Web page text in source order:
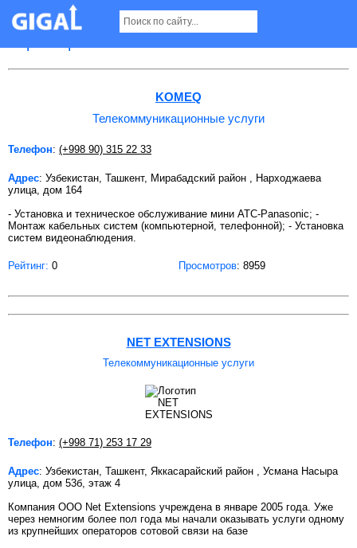
Телекоммуникационные услуги в Ташкенте
KOMEQ
Телекоммуникационные услуги
Телефон: (+998 90) 315 22 33
Адрес: Узбекистан, Ташкент, Мирабадский район , Нарходжаева
улица, дом 164
- Установка и техническое обслуживание мини АТС-Panasonic; -
Монтаж кабельных систем (компьютерной, телефонной); - Установка
систем видеонаблюдения.
Рейтинг: 0 Просмотров: 8959
NET EXTENSIONS
Телекоммуникационные услуги
Телефон: (+998 71) 253 17 29
Адрес: Узбекистан, Ташкент, Яккасарайский район , Усмана Насыра
улица, дом 53б, этаж 4
Компания ООО Net Extensions учреждена в январе 2005 года. Уже
через немногим более пол года мы начали оказывать услуги одному
из крупнейших операторов сотовой связи на базе